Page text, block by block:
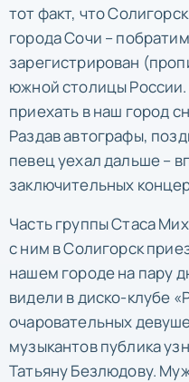
тот факт, что
города Сочи –
зарегистрирован
южной столицы
приехать в наш город
Раздав автографы,
певец уехал дальше –
заключительных
Часть группы Стаса
с ним в Солигорск
нашем городе на пару
видели в диско-клубе
очаровательных
музыкантов публика
Татьяну Безлюдову.